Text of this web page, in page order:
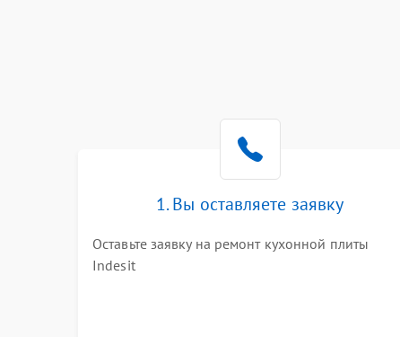
1. Вы оставляете заявку
Оставьте заявку на ремонт кухонной плиты
Indesit